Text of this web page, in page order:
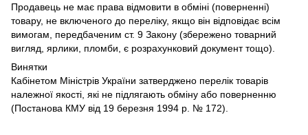
Продавець не має права відмовити в обміні (поверненні)
товару, не включеного до переліку, якщо він відповідає всім
вимогам, передбаченим ст. 9 Закону (збережено товарний
вигляд, ярлики, пломби, є розрахунковий документ тощо).
Винятки
Кабінетом Міністрів України затверджено перелік товарів
належної якості, які не підлягають обміну або поверненню
(Постанова КМУ від 19 березня 1994 р. № 172).